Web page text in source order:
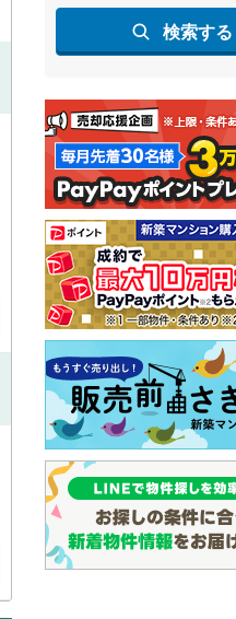
検索する
)
えちごトキめき鉄道妙高
イン(1)
しなの鉄道(6)
津軽鉄道(0)
三陸鉄道リアス線(0)
仙台空港アクセス線(8)
松本電鉄上高地線(5)
関東鉄道常総線( 9)
銚子電気鉄道(0)
上信電鉄上信線(20)
埼玉新都市交通伊奈線(
京成成田高速鉄道アクセ